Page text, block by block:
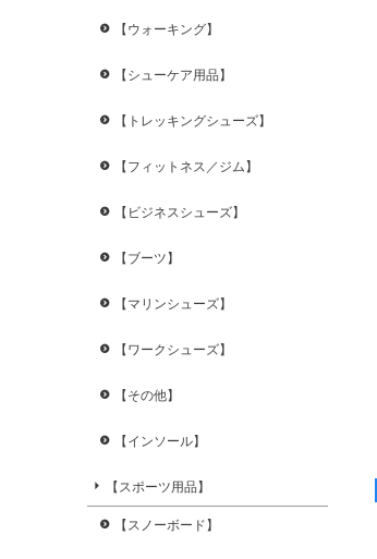
【ウォーキング】
【シューケア用品】
【トレッキングシューズ】
【フィットネス／ジム】
【ビジネスシューズ】
【ブーツ】
【マリンシューズ】
【ワークシューズ】
【その他】
【インソール】
【スポーツ用品】
【スノーボード】